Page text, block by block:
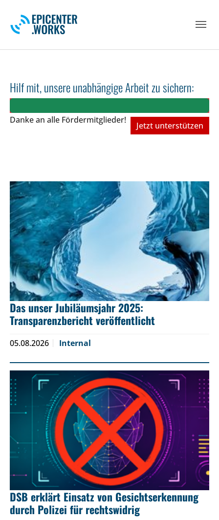
Hilf mit, unsere unabhängige Arbeit zu sichern:
Danke an alle Fördermitglieder!
Jetzt unterstützen
Das unser Jubiläumsjahr 2025:
Transparenzbericht veröffentlicht
05.08.2026 Internal
DSB erklärt Einsatz von Gesichtserkennung
durch Polizei für rechtswidrig